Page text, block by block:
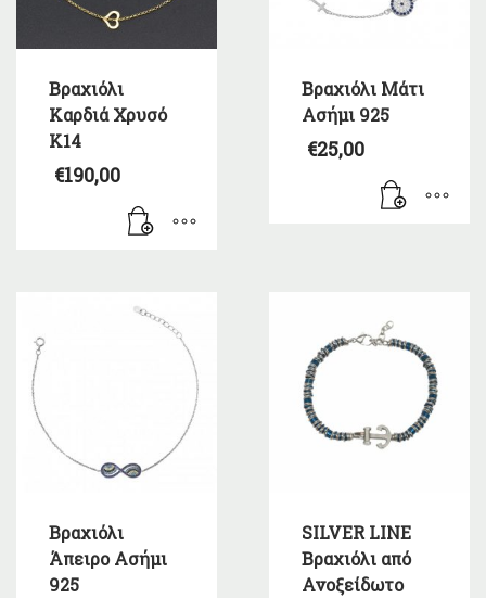
Βραχιόλι
Καρδιά Χρυσό
Κ14
€190,00
Βραχιόλι Μάτι
Ασήμι 925
€25,00
Βραχιόλι
Άπειρο Ασήμι
925
SILVER LINE
Βραχιόλι από
Ανοξείδωτο